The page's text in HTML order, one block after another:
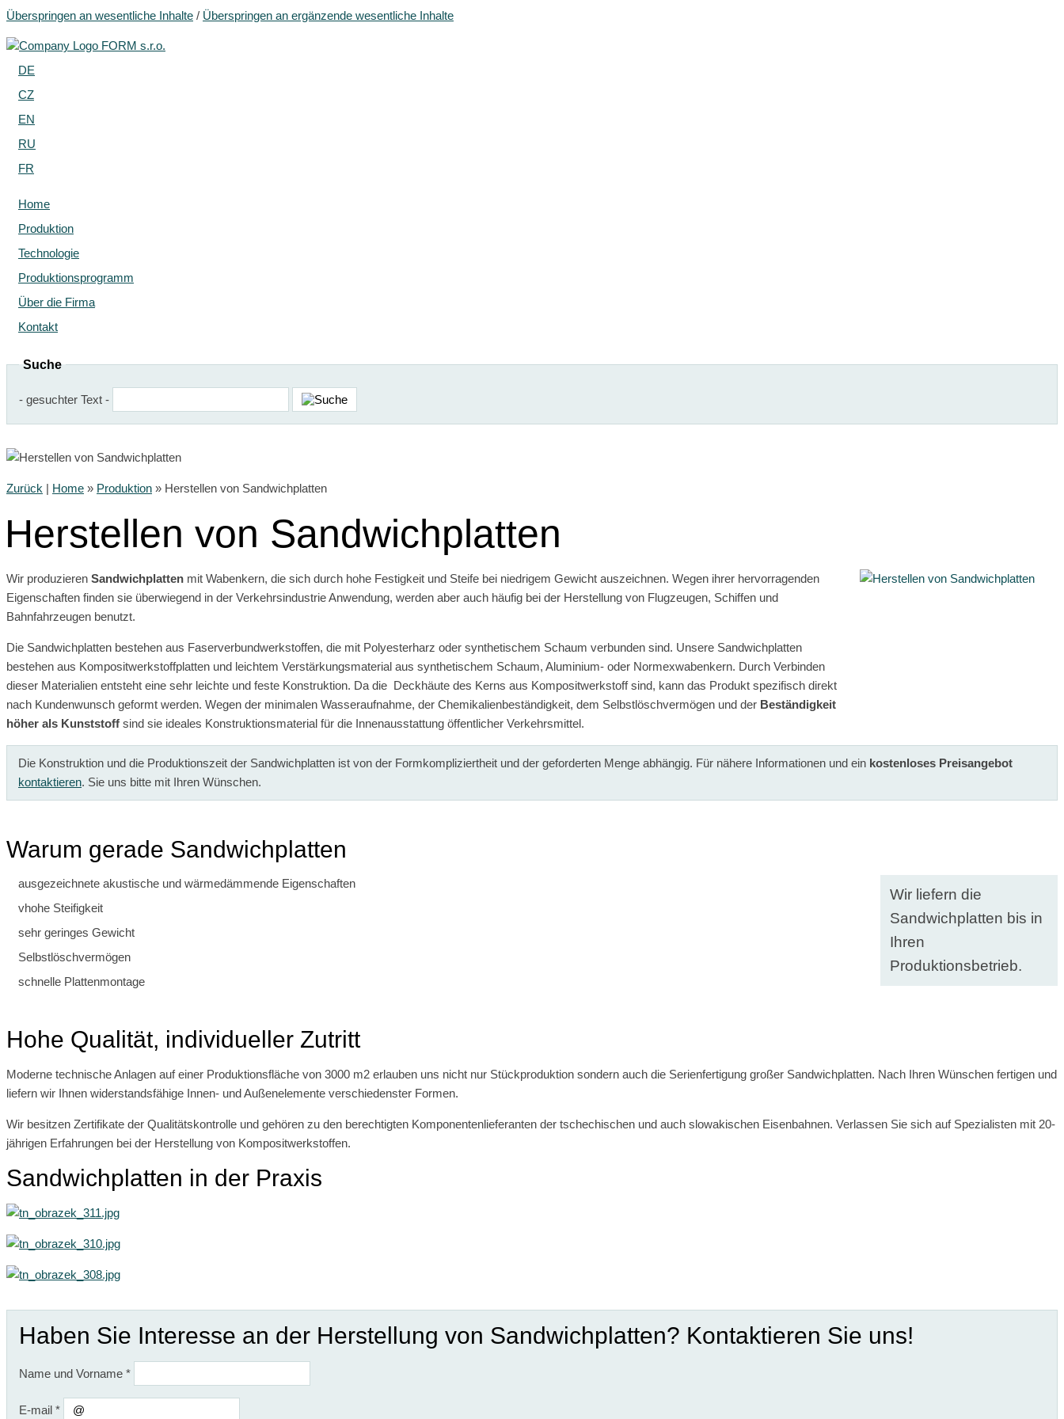
Überspringen an wesentliche Inhalte / Überspringen an ergänzende wesentliche Inhalte
DE
CZ
EN
RU
FR
Home
Produktion
Technologie
Produktionsprogramm
Über die Firma
Kontakt
Suche
- gesuchter Text -
Zurück | Home » Produktion » Herstellen von Sandwichplatten
Herstellen von Sandwichplatten
Wir produzieren Sandwichplatten mit Wabenkern, die sich durch hohe Festigkeit und Steife bei niedrigem Gewicht auszeichnen. Wegen ihrer hervorragenden
Eigenschaften finden sie überwiegend in der Verkehrsindustrie Anwendung, werden aber auch häufig bei der Herstellung von Flugzeugen, Schiffen und
Bahnfahrzeugen benutzt.
Die Sandwichplatten bestehen aus Faserverbundwerkstoffen, die mit Polyesterharz oder synthetischem Schaum verbunden sind. Unsere Sandwichplatten
bestehen aus Kompositwerkstoffplatten und leichtem Verstärkungsmaterial aus synthetischem Schaum, Aluminium- oder Normexwabenkern. Durch Verbinden
dieser Materialien entsteht eine sehr leichte und feste Konstruktion. Da die Deckhäute des Kerns aus Kompositwerkstoff sind, kann das Produkt spezifisch direkt
nach Kundenwunsch geformt werden. Wegen der minimalen Wasseraufnahme, der Chemikalienbeständigkeit, dem Selbstlöschvermögen und der Beständigkeit
höher als Kunststoff sind sie ideales Konstruktionsmaterial für die Innenausstattung öffentlicher Verkehrsmittel.
Die Konstruktion und die Produktionszeit der Sandwichplatten ist von der Formkompliziertheit und der geforderten Menge abhängig. Für nähere Informationen und ein kostenloses Preisangebot
kontaktieren. Sie uns bitte mit Ihren Wünschen.
Warum gerade Sandwichplatten
Wir liefern die
Sandwichplatten bis in
Ihren
Produktionsbetrieb.
ausgezeichnete akustische und wärmedämmende Eigenschaften
vhohe Steifigkeit
sehr geringes Gewicht
Selbstlöschvermögen
schnelle Plattenmontage
Hohe Qualität, individueller Zutritt
Moderne technische Anlagen auf einer Produktionsfläche von 3000 m2 erlauben uns nicht nur Stückproduktion sondern auch die Serienfertigung großer Sandwichplatten. Nach Ihren Wünschen fertigen und
liefern wir Ihnen widerstandsfähige Innen- und Außenelemente verschiedenster Formen.
Wir besitzen Zertifikate der Qualitätskontrolle und gehören zu den berechtigten Komponentenlieferanten der tschechischen und auch slowakischen Eisenbahnen. Verlassen Sie sich auf Spezialisten mit 20-
jährigen Erfahrungen bei der Herstellung von Kompositwerkstoffen.
Sandwichplatten in der Praxis
Haben Sie Interesse an der Herstellung von Sandwichplatten? Kontaktieren Sie uns!
Name und Vorname *
E-mail *